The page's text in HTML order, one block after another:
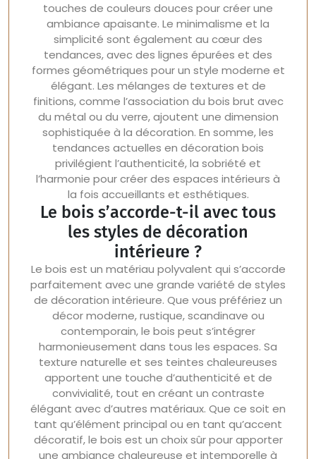
touches de couleurs douces pour créer une
ambiance apaisante. Le minimalisme et la
simplicité sont également au cœur des
tendances, avec des lignes épurées et des
formes géométriques pour un style moderne et
élégant. Les mélanges de textures et de
finitions, comme l’association du bois brut avec
du métal ou du verre, ajoutent une dimension
sophistiquée à la décoration. En somme, les
tendances actuelles en décoration bois
privilégient l’authenticité, la sobriété et
l’harmonie pour créer des espaces intérieurs à
la fois accueillants et esthétiques.
Le bois s’accorde-t-il avec tous
les styles de décoration
intérieure ?
Le bois est un matériau polyvalent qui s’accorde
parfaitement avec une grande variété de styles
de décoration intérieure. Que vous préfériez un
décor moderne, rustique, scandinave ou
contemporain, le bois peut s’intégrer
harmonieusement dans tous les espaces. Sa
texture naturelle et ses teintes chaleureuses
apportent une touche d’authenticité et de
convivialité, tout en créant un contraste
élégant avec d’autres matériaux. Que ce soit en
tant qu’élément principal ou en tant qu’accent
décoratif, le bois est un choix sûr pour apporter
une ambiance chaleureuse et intemporelle à